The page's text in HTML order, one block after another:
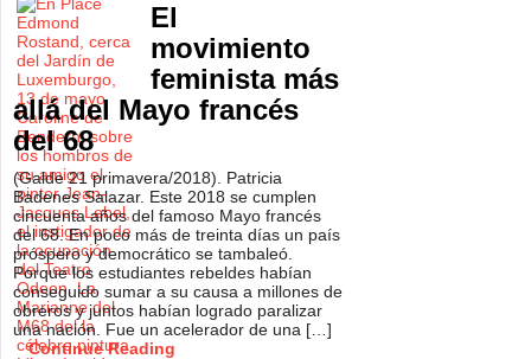
El
movimiento
feminista más
allá del Mayo francés
del 68
(Galde 21 primavera/2018). Patricia
Badenes Salazar. Este 2018 se cumplen
cincuenta años del famoso Mayo francés
del 68. En poco más de treinta días un país
próspero y democrático se tambaleó.
Porque los estudiantes rebeldes habían
conseguido sumar a su causa a millones de
obreros y juntos habían logrado paralizar
una nación. Fue un acelerador de una […]
Continue Reading